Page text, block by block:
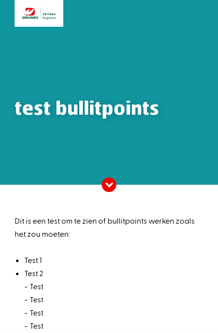
test bullitpoints
Dit is een test om te zien of bullitpoints werken zoals
het zou moeten:
Test 1
Test 2
Test
Test
Test
Test